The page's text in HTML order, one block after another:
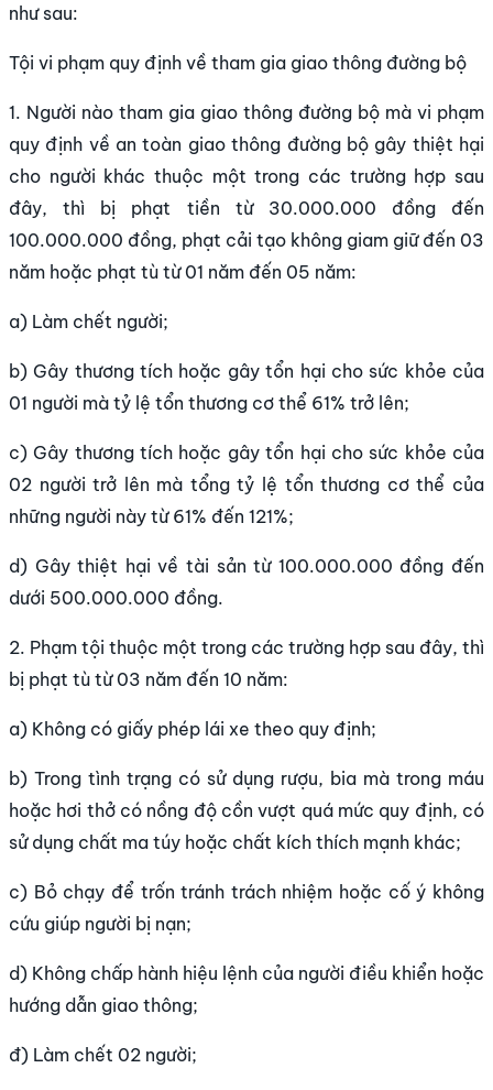
như sau:
Tội vi phạm quy định về tham gia giao thông đường bộ
1. Người nào tham gia giao thông đường bộ mà vi phạm
quy định về an toàn giao thông đường bộ gây thiệt hại
cho người khác thuộc một trong các trường hợp sau
đây, thì bị phạt tiền từ 30.000.000 đồng đến
100.000.000 đồng, phạt cải tạo không giam giữ đến 03
năm hoặc phạt tù từ 01 năm đến 05 năm:
a) Làm chết người;
b) Gây thương tích hoặc gây tổn hại cho sức khỏe của
01 người mà tỷ lệ tổn thương cơ thể 61% trở lên;
c) Gây thương tích hoặc gây tổn hại cho sức khỏe của
02 người trở lên mà tổng tỷ lệ tổn thương cơ thể của
những người này từ 61% đến 121%;
d) Gây thiệt hại về tài sản từ 100.000.000 đồng đến
dưới 500.000.000 đồng.
2. Phạm tội thuộc một trong các trường hợp sau đây, thì
bị phạt tù từ 03 năm đến 10 năm:
a) Không có giấy phép lái xe theo quy định;
b) Trong tình trạng có sử dụng rượu, bia mà trong máu
hoặc hơi thở có nồng độ cồn vượt quá mức quy định, có
sử dụng chất ma túy hoặc chất kích thích mạnh khác;
c) Bỏ chạy để trốn tránh trách nhiệm hoặc cố ý không
cứu giúp người bị nạn;
d) Không chấp hành hiệu lệnh của người điều khiển hoặc
hướng dẫn giao thông;
đ) Làm chết 02 người;